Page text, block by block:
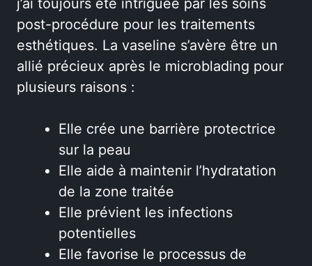
j’ai toujours été intriguée par les soins
post-procédure pour les traitements
esthétiques. La vaseline s’avère être un
allié précieux après le microblading pour
plusieurs raisons :
Elle crée une barrière protectrice
sur la peau
Elle aide à maintenir l’hydratation
de la zone traitée
Elle prévient les infections
potentielles
Elle favorise le processus de